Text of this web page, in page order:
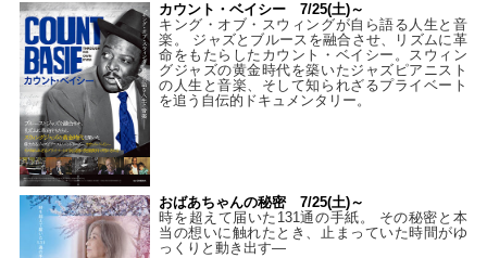
カウント・ベイシー 7/25(土)～
キング・オブ・スウィングが自ら語る人生と音
楽。 ジャズとブルースを融合させ、リズムに革
命をもたらしたカウント・ベイシー。スウィン
グジャズの黄金時代を築いたジャズピアニスト
の人生と音楽、そして知られざるプライベート
を追う自伝的ドキュメンタリー。
おばあちゃんの秘密 7/25(土)～
時を超えて届いた131通の手紙。 その秘密と本
当の想いに触れたとき、止まっていた時間がゆ
っくりと動き出す―